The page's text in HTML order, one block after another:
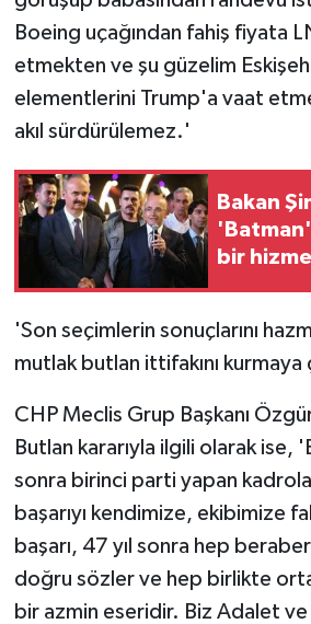
Boeing uçağından fahiş fiyata
etmekten ve şu güzelim
elementlerini Trump'a vaat
akıl sürdürülemez.'
Bakan
bir
'Son seçimlerin sonuçlarını
mutlak butlan ittifakını kurmaya
CHP Meclis Grup Başkanı
Butlan kararıyla ilgili olarak ise,
sonra birinci parti yapan
başarıyı kendimize, ekibimize
başarı, 47 yıl sonra hep
doğru sözler ve hep birlikte
bir azmin eseridir. Biz Adalet ve